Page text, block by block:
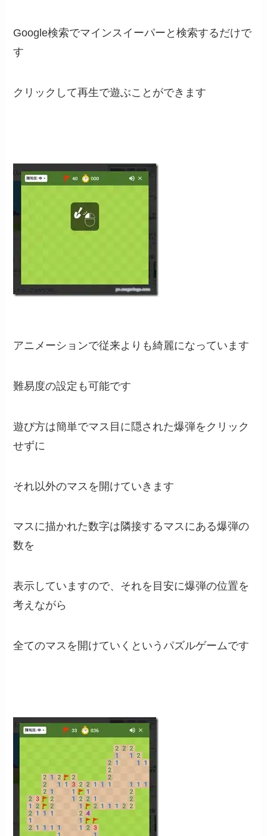
Google検索でマインスイーパーと検索するだけで
す
クリックして再生で遊ぶことができます
アニメーションで従来よりも綺麗になっています
難易度の設定も可能です
遊び方は簡単でマス目に隠された爆弾をクリック
せずに
それ以外のマスを開けていきます
マスに描かれた数字は隣接するマスにある爆弾の
数を
表示していますので、それを目安に爆弾の位置を
考えながら
全てのマスを開けていくというパズルゲームです